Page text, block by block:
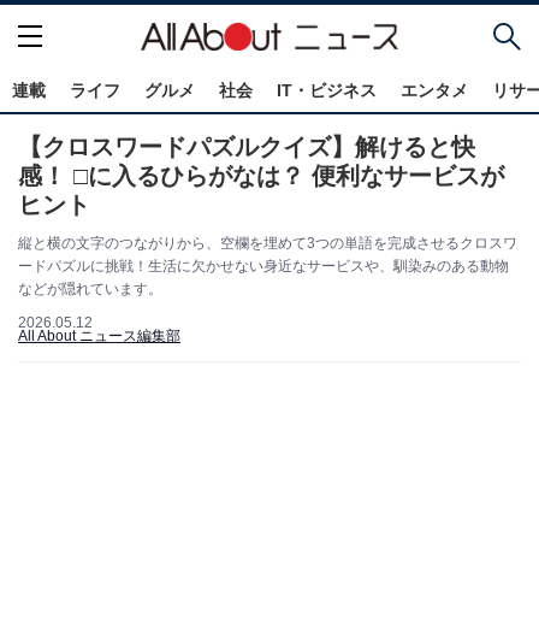
連載 ライフ グルメ 社会 IT・ビジネス エンタメ リサ
【クロスワードパズルクイズ】解けると快
感！ □に入るひらがなは？ 便利なサービスが
ヒント
縦と横の文字のつながりから、空欄を埋めて3つの単語を完成させるクロスワ
ードパズルに挑戦！生活に欠かせない身近なサービスや、馴染みのある動物
などが隠れています。
2026.05.12
All About ニュース編集部